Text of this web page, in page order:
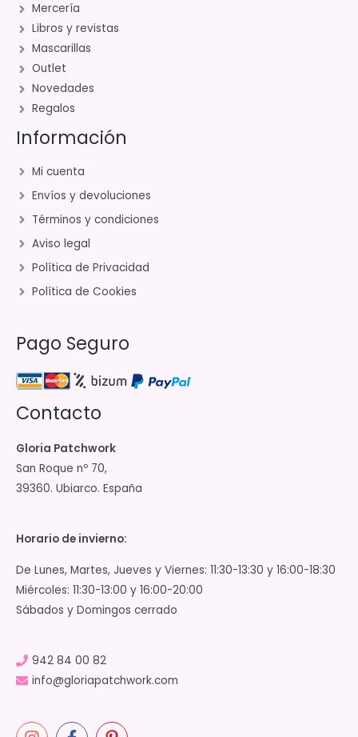
Mercería
Libros y revistas
Mascarillas
Outlet
Novedades
Regalos
Información
Mi cuenta
Envíos y devoluciones
Términos y condiciones
Aviso legal
Política de Privacidad
Política de Cookies
Pago Seguro
Contacto
Gloria Patchwork
San Roque nº 70,
39360. Ubiarco. España
Horario de invierno:
De Lunes, Martes, Jueves y Viernes: 11:30-13:30 y 16:00-18:30
Miércoles: 11:30-13:00 y 16:00-20:00
Sábados y Domingos cerrado
942 84 00 82
info@gloriapatchwork.com